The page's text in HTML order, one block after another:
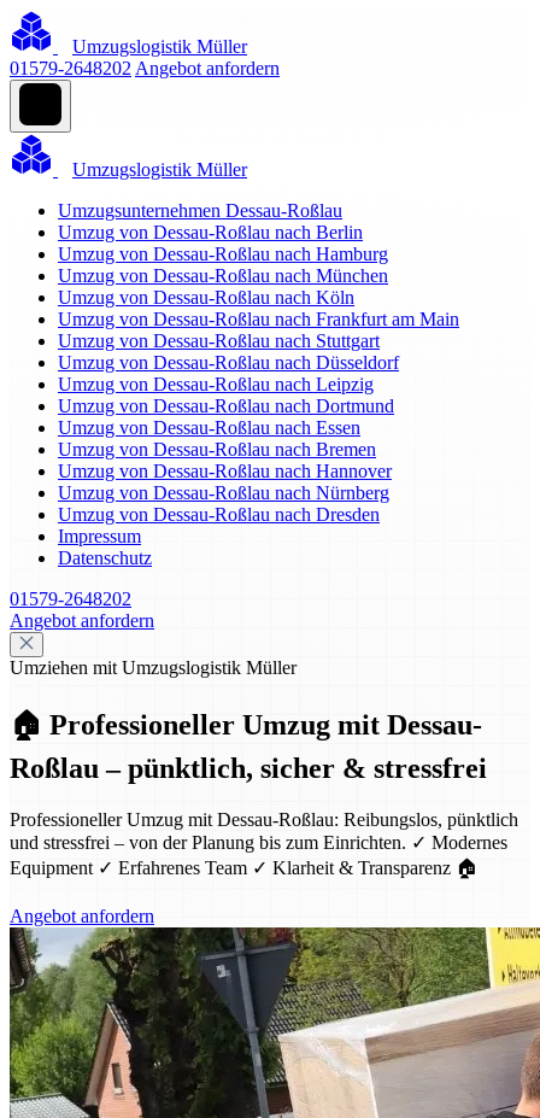
Umzugslogistik Müller
01579-2648202 Angebot anfordern
Umzugslogistik Müller
Umzugsunternehmen Dessau-Roßlau
Umzug von Dessau-Roßlau nach Berlin
Umzug von Dessau-Roßlau nach Hamburg
Umzug von Dessau-Roßlau nach München
Umzug von Dessau-Roßlau nach Köln
Umzug von Dessau-Roßlau nach Frankfurt am Main
Umzug von Dessau-Roßlau nach Stuttgart
Umzug von Dessau-Roßlau nach Düsseldorf
Umzug von Dessau-Roßlau nach Leipzig
Umzug von Dessau-Roßlau nach Dortmund
Umzug von Dessau-Roßlau nach Essen
Umzug von Dessau-Roßlau nach Bremen
Umzug von Dessau-Roßlau nach Hannover
Umzug von Dessau-Roßlau nach Nürnberg
Umzug von Dessau-Roßlau nach Dresden
Impressum
Datenschutz
01579-2648202
Angebot anfordern
Umziehen mit Umzugslogistik Müller
🏠 Professioneller Umzug mit Dessau-
Roßlau – pünktlich, sicher & stressfrei
Professioneller Umzug mit Dessau-Roßlau: Reibungslos, pünktlich
und stressfrei – von der Planung bis zum Einrichten. ✓ Modernes
Equipment ✓ Erfahrenes Team ✓ Klarheit & Transparenz 🏠
Angebot anfordern